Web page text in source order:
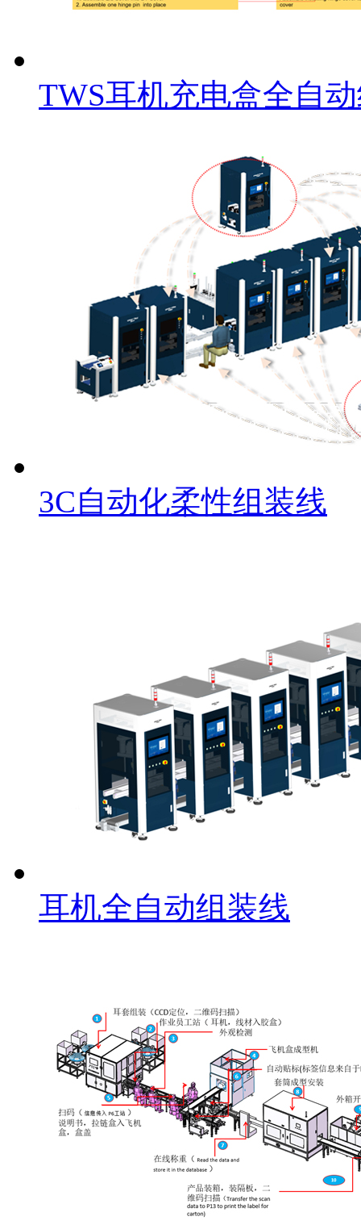
TWS耳机充电盒全自
3C自动化柔性组装线
耳机全自动组装线